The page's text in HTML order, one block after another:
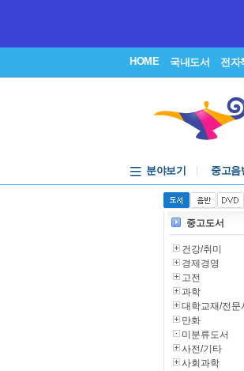
HOME 국내도서 전자
분야보기
중고음
1천원부
중고음반
중고도서
건강/취미
경제경영
고전
과학
대학교재/전문
만화
미분류도서
사전/기타
사회과학